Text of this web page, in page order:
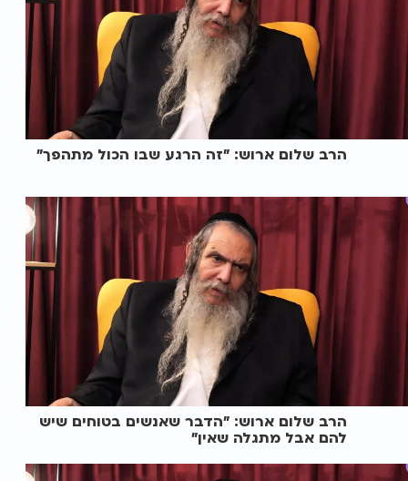
הרב שלום ארוש: "זה הרגע שבו הכול מתהפך"
הרב שלום ארוש: "הדבר שאנשים בטוחים שיש
להם אבל מתגלה שאין"